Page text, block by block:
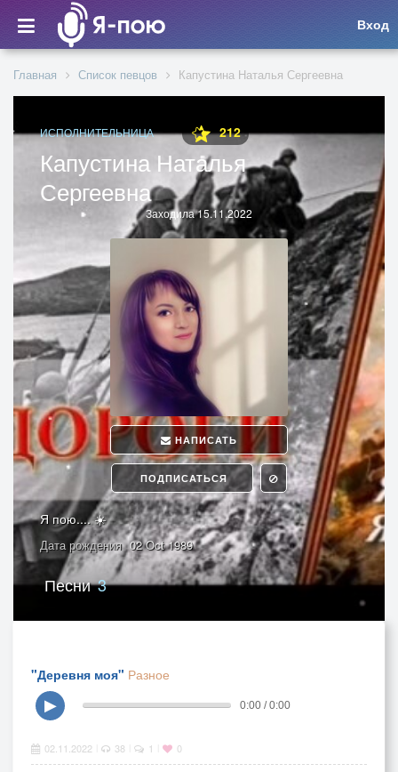
Вход
Главная Список певцов Капустина Наталья Сергеевна
ИСПОЛНИТЕЛЬНИЦА 212
Капустина Наталья
Сергеевна
Заходила 15.11.2022
НАПИСАТЬ
ПОДПИСАТЬСЯ
Я пою.... ☀️
Дата рождения 02 Oct 1989
Песни3
"Деревня моя" Разное
▶
0:00 / 0:00
02.11.2022 38 1 0